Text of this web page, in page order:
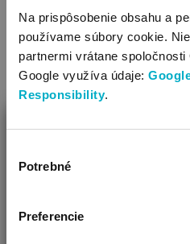
Na prispôsobenie obsahu a
používame súbory cookie.
partnermi vrátane
Google využíva údaje:
Responsibility.
súhlasu
Potrebné
Preferencie